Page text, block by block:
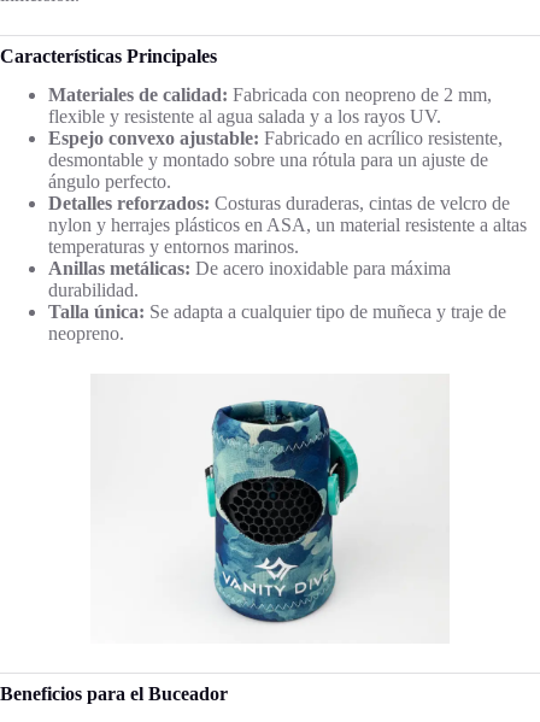
Características Principales
Materiales de calidad: Fabricada con neopreno de 2 mm,
flexible y resistente al agua salada y a los rayos UV.
Espejo convexo ajustable: Fabricado en acrílico resistente,
desmontable y montado sobre una rótula para un ajuste de
ángulo perfecto.
Detalles reforzados: Costuras duraderas, cintas de velcro de
nylon y herrajes plásticos en ASA, un material resistente a altas
temperaturas y entornos marinos.
Anillas metálicas: De acero inoxidable para máxima
durabilidad.
Talla única: Se adapta a cualquier tipo de muñeca y traje de
neopreno.
Beneficios para el Buceador